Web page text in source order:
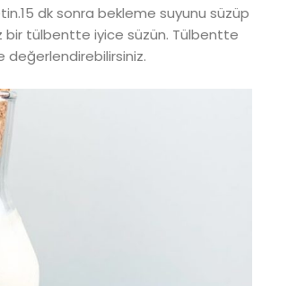
dk sonra bekleme suyunu süzüp
bir tülbentte iyice süzün. Tülbentte
değerlendirebilirsiniz.